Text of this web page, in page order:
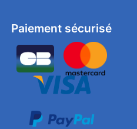
Paiement sécurisé